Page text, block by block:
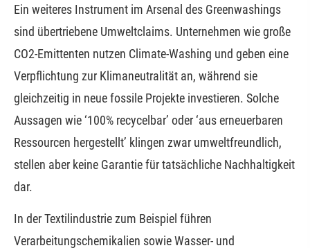
Ein weiteres Instrument im Arsenal des Greenwashings
sind übertriebene Umweltclaims. Unternehmen wie große
CO2-Emittenten nutzen Climate-Washing und geben eine
Verpflichtung zur Klimaneutralität an, während sie
gleichzeitig in neue fossile Projekte investieren. Solche
Aussagen wie ‘100% recycelbar’ oder ‘aus erneuerbaren
Ressourcen hergestellt’ klingen zwar umweltfreundlich,
stellen aber keine Garantie für tatsächliche Nachhaltigkeit
dar.
In der Textilindustrie zum Beispiel führen
Verarbeitungschemikalien sowie Wasser- und